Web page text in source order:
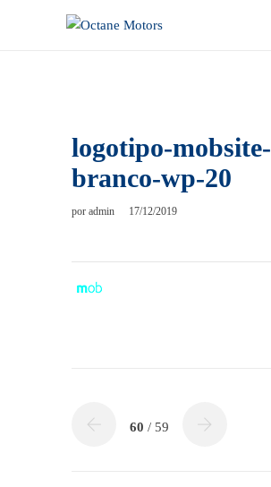
logotipo-mobsite-
branco-wp-20
por admin
17/12/2019
60 / 59